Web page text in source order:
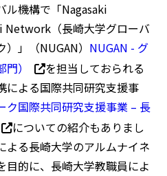
ル機構で「Nagasaki
（長崎大学グローバ
」（NUGAN） NUGAN - グ
）
を担当しておられる
による国際共同研究支援事
ク国際共同研究支援事業 – 長
についての紹介もありまし
よる長崎大学のアルムナイネ
目的に、長崎大学教職員によ